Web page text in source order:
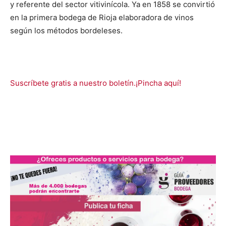
y referente del sector vitivinícola. Ya en 1858 se convirtió
en la primera bodega de Rioja elaboradora de vinos
según los métodos bordeleses.
Suscríbete gratis a nuestro boletín.¡Pincha aquí!